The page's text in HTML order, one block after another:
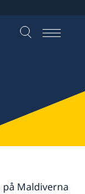
på Maldiverna